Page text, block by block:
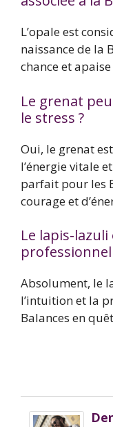
L’opale est
naissance de la
chance et apaise
Le grenat
le stress ?
Oui, le grenat
l’énergie vitale
parfait pour les
courage et
Le lapis-
professionnel
Absolument, le
l’intuition et la
Balances en